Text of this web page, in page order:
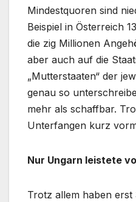
Mindestquoren sind
Beispiel in Österreich
die zig Millionen
aber auch auf die
„Mutterstaaten“ der
genau so
mehr als schaffbar.
Unterfangen kurz
Nur Ungarn leistete
Trotz allem haben